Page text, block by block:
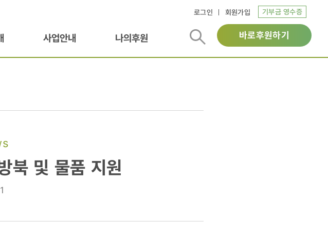
로그인 회원가입 기부금 영수증
사업안내 나의후원 바로후원하기
북 및 물품 지원